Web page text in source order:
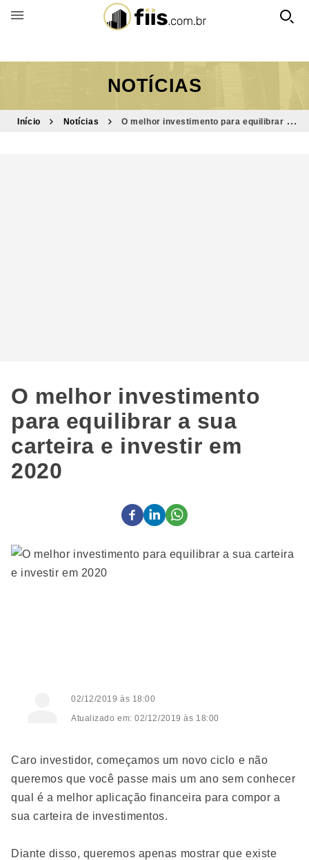
BUSCAR POR FUNDO
NOTÍCIAS
Início Notícias
O melhor investimento para equilibrar a
O melhor investimento
para equilibrar a sua
carteira e investir em
2020
02/12/2019 às 18:00
Atualizado em: 02/12/2019 às 18:00
Caro investidor, começamos um novo ciclo e não
queremos que você passe mais um ano sem conhecer
qual é a melhor aplicação financeira para compor a
sua carteira de investimentos.
Diante disso, queremos apenas mostrar que existe